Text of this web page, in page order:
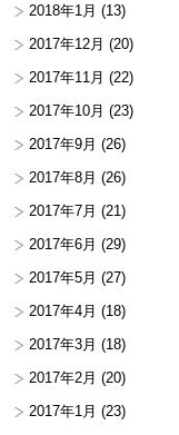
2018年1月 (13)
2017年12月 (20)
2017年11月 (22)
2017年10月 (23)
2017年9月 (26)
2017年8月 (26)
2017年7月 (21)
2017年6月 (29)
2017年5月 (27)
2017年4月 (18)
2017年3月 (18)
2017年2月 (20)
2017年1月 (23)